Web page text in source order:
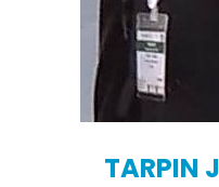
TARPIN